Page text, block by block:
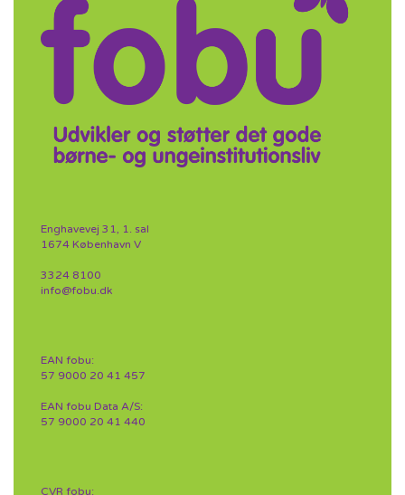
Enghavevej 31, 1. sal
1674 København V
3324 8100
info@fobu.dk
EAN fobu:
57 9000 20 41 457
EAN fobu Data A/S:
57 9000 20 41 440
CVR fobu: